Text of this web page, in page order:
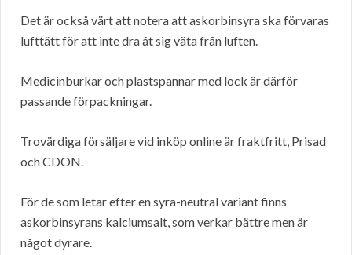
Det är också värt att notera att askorbinsyra ska förvaras
lufttätt för att inte dra åt sig väta från luften.
Medicinburkar och plastspannar med lock är därför
passande förpackningar.
Trovärdiga försäljare vid inköp online är fraktfritt, Prisad
och CDON.
För de som letar efter en syra-neutral variant finns
askorbinsyrans kalciumsalt, som verkar bättre men är
något dyrare.